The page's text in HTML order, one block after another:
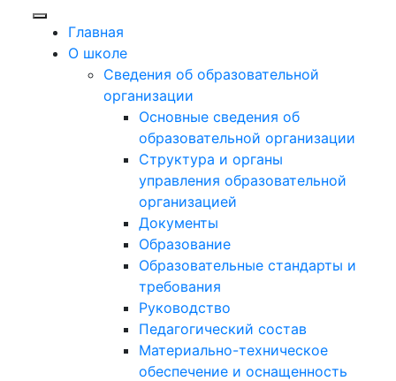
Главная
О школе
Сведения об образовательной
организации
Основные сведения об
образовательной организации
Структура и органы
управления образовательной
организацией
Документы
Образование
Образовательные стандарты и
требования
Руководство
Педагогический состав
Материально-техническое
обеспечение и оснащенность